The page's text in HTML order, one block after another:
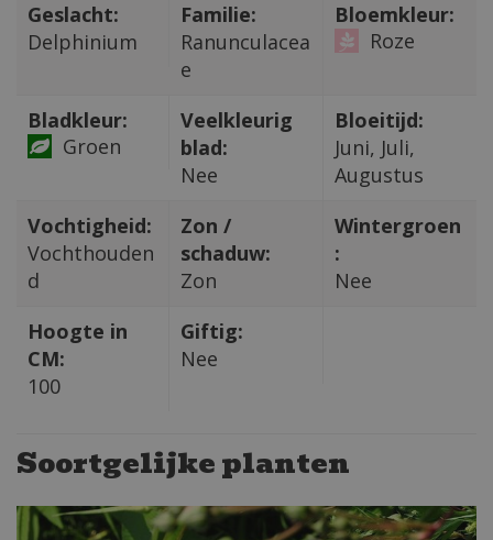
Geslacht:
Delphinium
Familie:
Ranunculacea
e
Bloemkleur:
Roze
Bladkleur:
Groen
Veelkleurig
blad:
Nee
Bloeitijd:
Juni, Juli,
Augustus
Vochtigheid:
Vochthouden
d
Zon /
schaduw:
Zon
Wintergroen
:
Nee
Hoogte in
CM:
100
Giftig:
Nee
Soortgelijke planten